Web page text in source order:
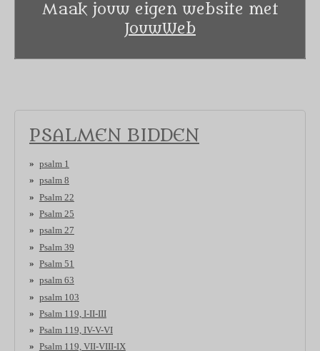
Maak jouw eigen website met
JouwWeb
PSALMEN BIDDEN
psalm 1
psalm 8
Psalm 22
Psalm 25
psalm 27
Psalm 39
Psalm 51
psalm 63
psalm 103
Psalm 119, I-II-III
Psalm 119, IV-V-VI
Psalm 119, VII-VIII-IX